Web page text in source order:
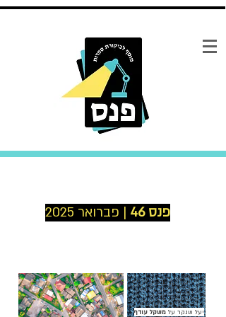
פנס 46 | פברואר 2025
יעל שנקר על משקל עודף